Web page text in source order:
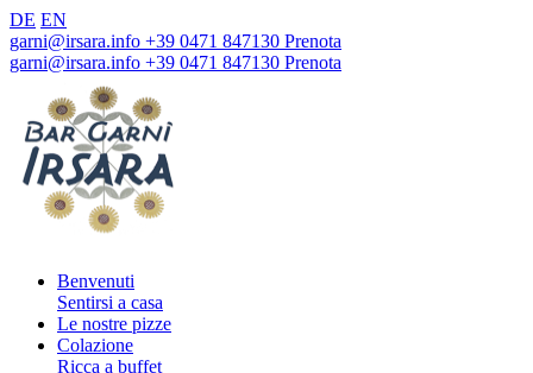
DE EN
garni@irsara.info +39 0471 847130 Prenota
garni@irsara.info +39 0471 847130 Prenota
Benvenuti
Sentirsi a casa
Le nostre pizze
Colazione
Ricca a buffet